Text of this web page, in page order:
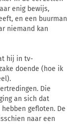
enig bewijs,
en een buurman
niemand kan
hij in tv-
doende (hoe ik
Die
an sich dat
gefloten. De
naar een